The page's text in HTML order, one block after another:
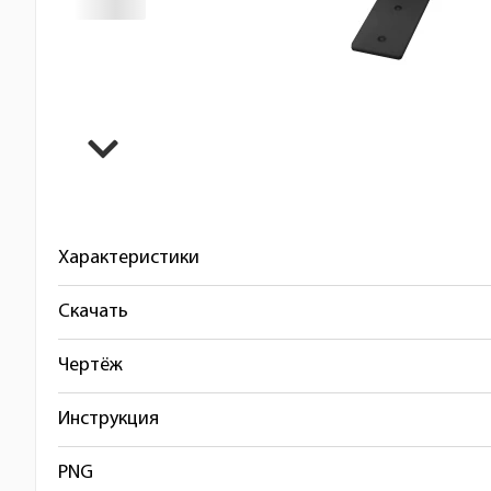
Характеристики
Скачать
Чертёж
Инструкция
PNG